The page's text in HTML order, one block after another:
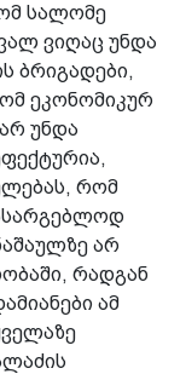
სალომე
ვიღაც უნდა
ბრიგადები,
ეკონომიკურ
უნდა
რომ
არ
რადგან
ამ